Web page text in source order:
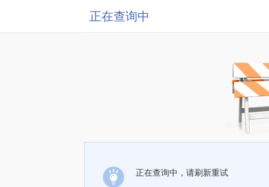
正在查询中
正在查询中，请刷新重试